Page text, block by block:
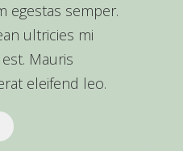
egestas semper.
ultricies mi
Mauris
eleifend leo.